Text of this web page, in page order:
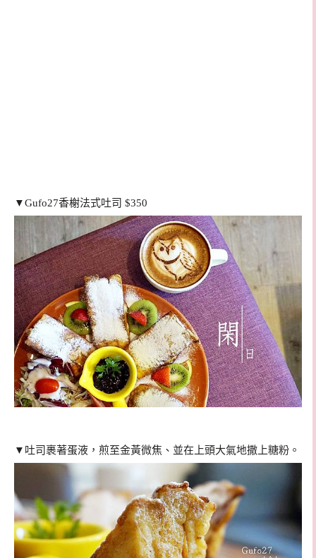
▼Gufo27香榭法式吐司 $350
▼吐司裹著蛋液，煎至金黃微焦、並在上頭大氣地撒上糖粉。